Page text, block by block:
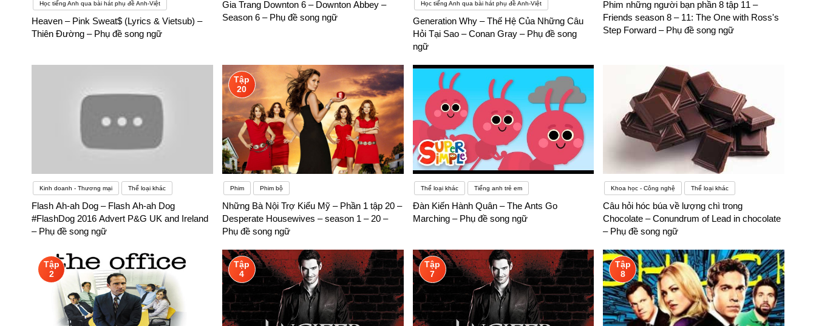
Học tiếng Anh qua bài hát phụ đề Anh-Việt
Heaven – Pink Sweat$ (Lyrics & Vietsub) –
Thiên Đường – Phụ đề song ngữ
Gia Trang Downton 6 – Downton Abbey –
Season 6 – Phụ đề song ngữ
Học tiếng Anh qua bài hát phụ đề Anh-Việt
Generation Why – Thế Hệ Của Những Câu
Hỏi Tại Sao – Conan Gray – Phụ đề song
ngữ
Phim những người bạn phần 8 tập 11 –
Friends season 8 – 11: The One with Ross's
Step Forward – Phụ đề song ngữ
Kinh doanh - Thương mại Thể loại khác
Flash Ah-ah Dog – Flash Ah-ah Dog
#FlashDog 2016 Advert P&G UK and Ireland
– Phụ đề song ngữ
Tập
20
Phim Phim bộ
Những Bà Nội Trợ Kiểu Mỹ – Phần 1 tập 20 –
Desperate Housewives – season 1 – 20 –
Phụ đề song ngữ
Thể loại khác Tiếng anh trẻ em
Đàn Kiến Hành Quân – The Ants Go
Marching – Phụ đề song ngữ
Khoa học - Công nghệ Thể loại khác
Câu hỏi hóc búa về lượng chì trong
Chocolate – Conundrum of Lead in chocolate
– Phụ đề song ngữ
Tập
2
Tập
4
Tập
7
Tập
8